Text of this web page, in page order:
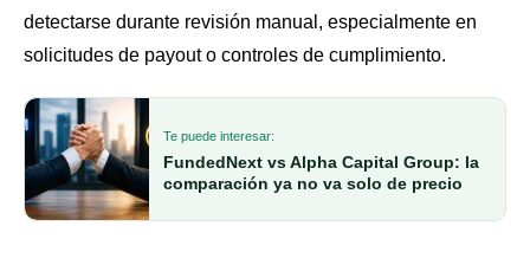
detectarse durante revisión manual, especialmente en
solicitudes de payout o controles de cumplimiento.
Te puede interesar:
FundedNext vs Alpha Capital Group: la
comparación ya no va solo de precio